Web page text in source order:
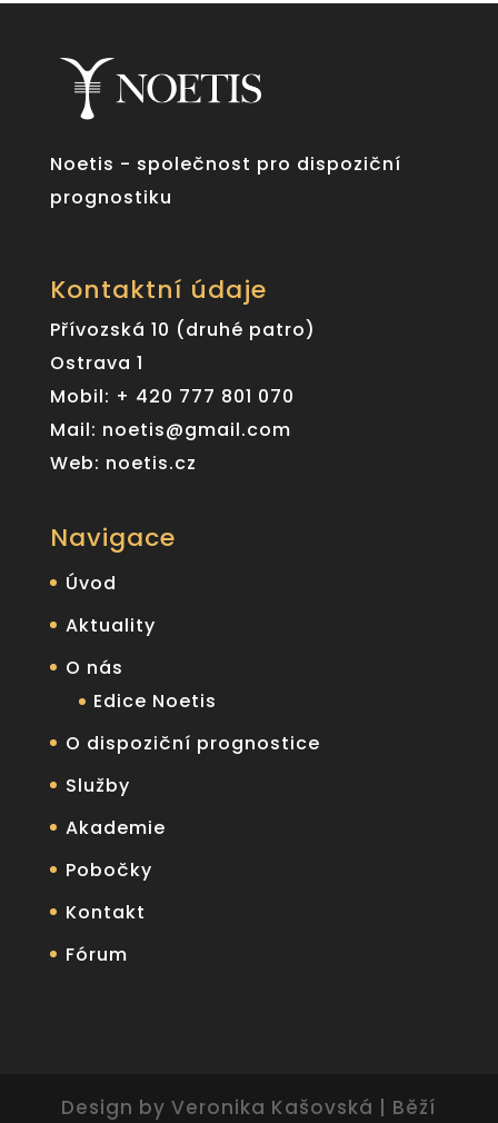
Noetis - společnost pro dispoziční
prognostiku
Kontaktní údaje
Přívozská 10 (druhé patro)
Ostrava 1
Mobil: + 420 777 801 070
Mail: noetis@gmail.com
Web: noetis.cz
Navigace
Úvod
Aktuality
O nás
Edice Noetis
O dispoziční prognostice
Služby
Akademie
Pobočky
Kontakt
Fórum
Design by Veronika Kašovská | Běží